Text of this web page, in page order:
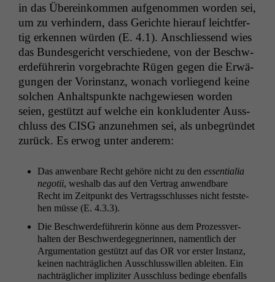
in das Übereinkom­men aufgenom­men wor­den sei,
um zu ver­hin­dern, dass Gerichte hier­auf leicht­fer­
tig erken­nen wür­den (E. 4.1). Anschliessend wies
das Bun­des­gericht ver­schiedene, von der Beschw­
erde­führerin vorge­brachte Rügen gegen die Erwä­
gun­gen der Vorin­stanz, wonach vor­liegend keine
solchen Anhalt­spunk­te nachgewiesen wor­den
seien, gestützt auf welche ein kon­klu­den­ter Auss­
chluss des CISG anzunehmen sei, als unbe­grün­det
zurück. Es erwog unter anderem:
Das anwen­bare Recht gehöre nicht zu den essen­tialia
negotii, weshalb das auf den Ver­trag anwend­bare
Recht im Zeit­punkt des Ver­tragss­chlusses nicht fest­ste­
hen müsse (E. 4.3.3).
Die Beschw­erde­führerin könne aus dem Prozessver­
hal­ten der Beschw­erdegeg­ner­in­nen, namentlich der
Argu­men­ta­tion gestützt auf das OR vor erster Instanz,
keinen nachträglichen Auss­chluss­willen ableit­en. Ein
nachträglich­er impliziter Auss­chluss bedinge eben­falls